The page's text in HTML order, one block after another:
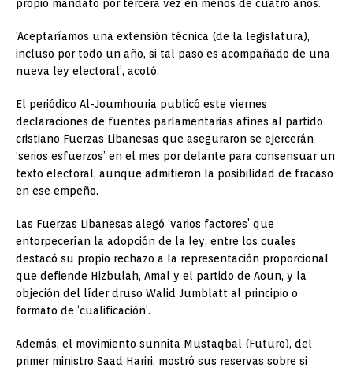
propio mandato por tercera vez en menos de cuatro años.
‘Aceptaríamos una extensión técnica (de la legislatura),
incluso por todo un año, si tal paso es acompañado de una
nueva ley electoral’, acotó.
El periódico Al-Joumhouria publicó este viernes
declaraciones de fuentes parlamentarias afines al partido
cristiano Fuerzas Libanesas que aseguraron se ejercerán
‘serios esfuerzos’ en el mes por delante para consensuar un
texto electoral, aunque admitieron la posibilidad de fracaso
en ese empeño.
Las Fuerzas Libanesas alegó ‘varios factores’ que
entorpecerían la adopción de la ley, entre los cuales
destacó su propio rechazo a la representación proporcional
que defiende Hizbulah, Amal y el partido de Aoun, y la
objeción del líder druso Walid Jumblatt al principio o
formato de ‘cualificación’.
Además, el movimiento sunnita Mustaqbal (Futuro), del
primer ministro Saad Hariri, mostró sus reservas sobre si